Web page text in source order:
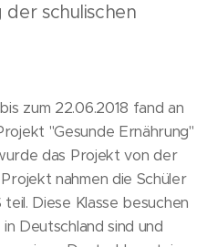
schulischen
zum 22.06.2018 fand an
"Gesunde Ernährung"
das Projekt von der
nahmen die Schüler
Diese Klasse besuchen
Deutschland sind und